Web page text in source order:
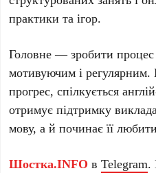
практики та ігор.
Головне — зробити
мотивуючим і регулярним.
прогрес, спілкується
отримує підтримку
мову, а й починає її
Шостка.INFO вTelegram.